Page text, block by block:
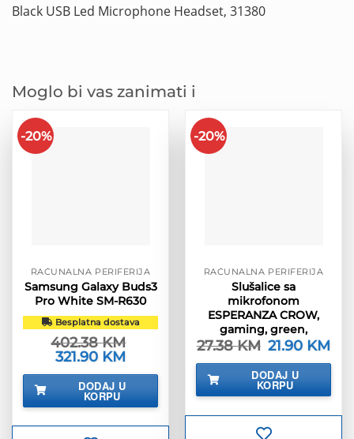
Black USB Led Microphone Headset, 31380
Moglo bi vas zanimati i
-20%
RAČUNALNA PERIFERIJA
Samsung Galaxy Buds3
Pro White SM-R630
Besplatna dostava
402.38KM
Izvorna
cijena
bila
402.38 KM.
321.90 KM
je:
DODAJ U
KORPU
-20%
RAČUNALNA PERIFERIJA
Slušalice sa
mikrofonom
ESPERANZA CROW,
gaming, green,
27.38KM Izvorna
cijena
bila
je:
27.38 KM.
21.90 KM
je:
DODAJ U
KORPU